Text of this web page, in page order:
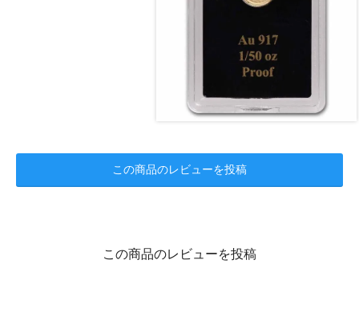
この商品のレビューを投稿
この商品のレビューを投稿